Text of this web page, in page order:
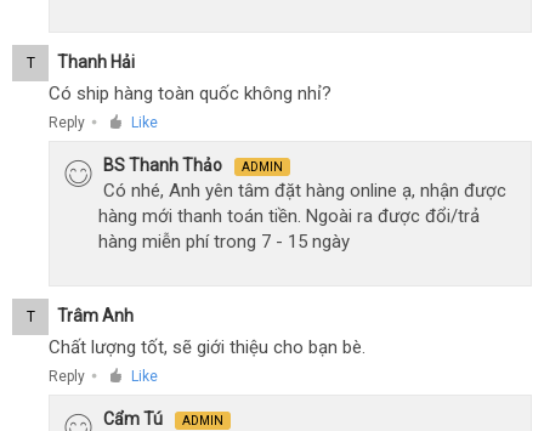
T Thanh Hải
Có ship hàng toàn quốc không nhỉ?
Reply ● Like
BS Thanh Thảo ADMIN
Có nhé, Anh yên tâm đặt hàng online ạ, nhận được
hàng mới thanh toán tiền. Ngoài ra được đổi/trả
hàng miễn phí trong 7 - 15 ngày
T Trâm Anh
Chất lượng tốt, sẽ giới thiệu cho bạn bè.
Reply ● Like
Cẩm Tú ADMIN